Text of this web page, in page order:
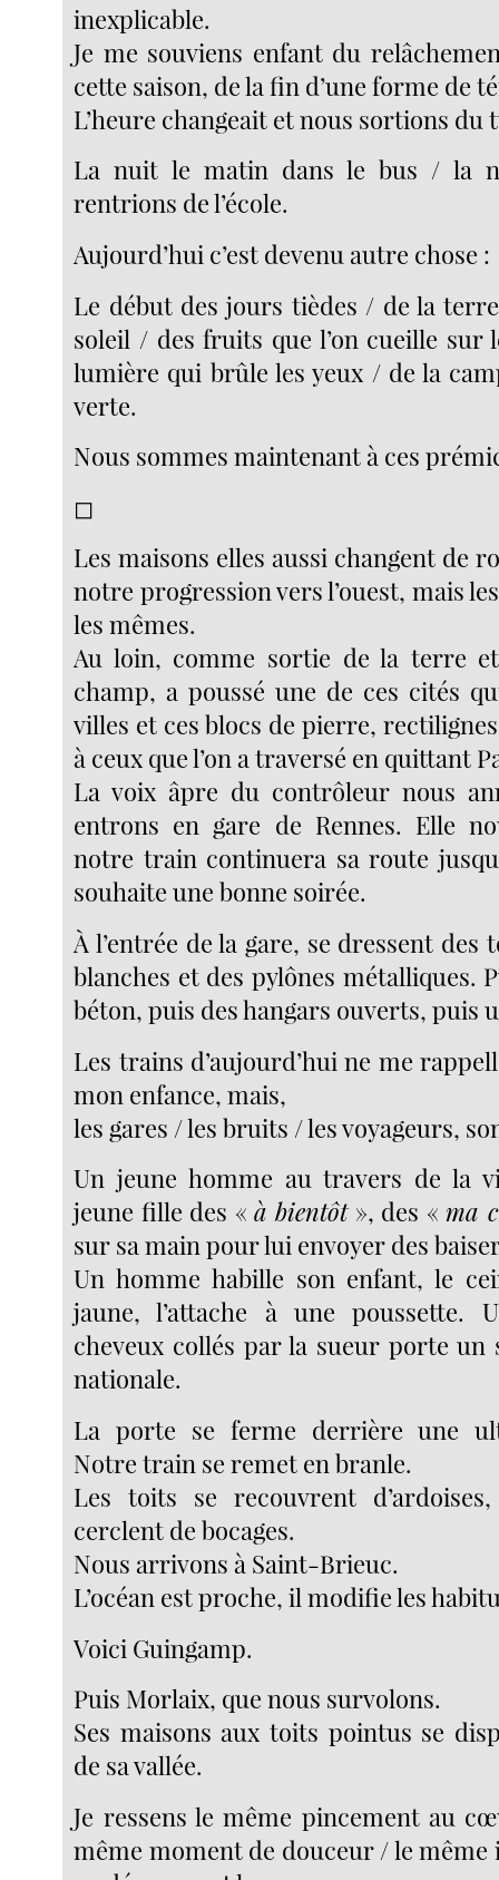
inexplicable.
Je me souviens enfant du
cette saison, de la fin d’une forme de
L’heure changeait et nous sortions du
La nuit le matin dans le bus / la
rentrions de l’école.
Aujourd’hui c’est devenu autre chose :
Le début des jours tièdes / de la
soleil / des fruits que l’on cueille sur
lumière qui brûle les yeux / de la
verte.
Nous sommes maintenant à ces
◻︎
Les maisons elles aussi changent de
notre progression vers l’ouest, mais
les mêmes.
Au loin, comme sortie de la terre
champ, a poussé une de ces cités
villes et ces blocs de pierre,
à ceux que l’on a traversé en quittant
La voix âpre du contrôleur nous
entrons en gare de Rennes. Elle
notre train continuera sa route
souhaite une bonne soirée.
À l’entrée de la gare, se dressent
blanches et des pylônes métalliques.
béton, puis des hangars ouverts, puis
Les trains d’aujourd’hui ne me
mon enfance, mais,
les gares / les bruits / les voyageurs,
Un jeune homme au travers de la
jeune fille des «à bientôt», des «ma
sur sa main pour lui envoyer des
Un homme habille son enfant, le
jaune, l’attache à une poussette.
cheveux collés par la sueur porte un
nationale.
La porte se ferme derrière une
Notre train se remet en branle.
Les toits se recouvrent
cerclent de bocages.
Nous arrivons à Saint-Brieuc.
L’océan est proche, il modifie les
Voici Guingamp.
Puis Morlaix, que nous survolons.
Ses maisons aux toits pointus se
de sa vallée.
Je ressens le même pincement au
même moment de douceur / le